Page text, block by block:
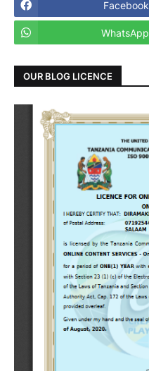
Facebook
WhatsApp
OUR BLOG LICENCE